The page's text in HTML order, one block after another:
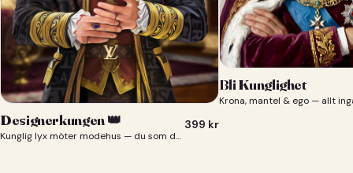
Designerkungen 👑
Kunglig lyx möter modehus — du som designerkung 👑
399 kr
Bli Kunglighet
Krona, mantel & ego — allt